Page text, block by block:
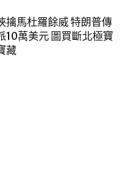
擒馬杜羅餘威 特朗普傳
10萬美元 圖買斷北極寶
藏